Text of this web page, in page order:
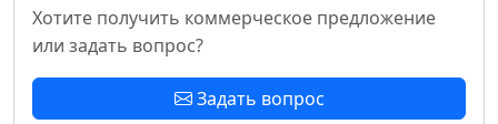
Хотите получить коммерческое предложение
или задать вопрос?
Задать вопрос